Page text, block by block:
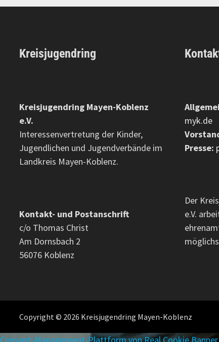
Kreisjugendring
Kreisjugendring Mayen-Koblenz
e.V.
Interessenvertretung der Kinder,
Jugendlichen und Jugendverbände im
Landkreis Mayen-Koblenz.
Kontakt- und Postanschrift
c/o Thomas Christ
Am Dornsbach 2
56076 Koblenz
myk.de
Presse:
Der
e.V.
Copyright © 2026 Kreisjugendring Mayen-Koblenz